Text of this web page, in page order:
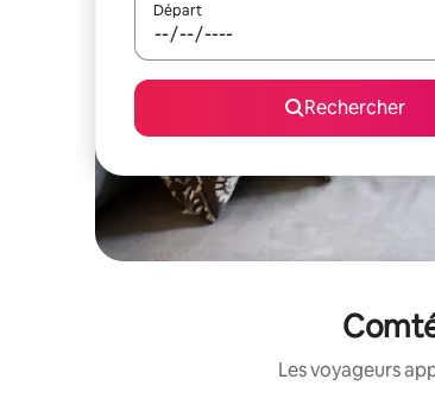
Départ
Rechercher
Les voyageurs